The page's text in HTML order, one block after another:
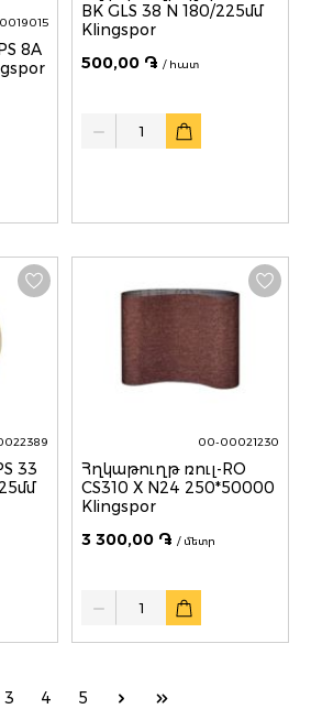
BK GLS 38 N 180/225մմ
Klingspor
500,00 ֏ / հատ
33
00-00021230
Հղկաթուղթ ռուլ-RO
CS310 X N24 250*50000
Klingspor
3 300,00 ֏ / մետր
3 4 5